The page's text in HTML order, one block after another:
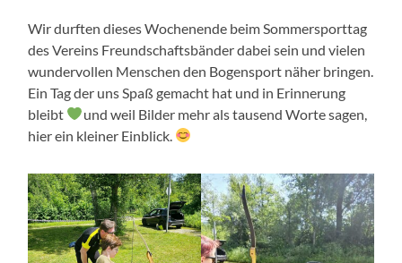
Wir durften dieses Wochenende beim Sommersporttag
des Vereins Freundschaftsbänder dabei sein und vielen
wundervollen Menschen den Bogensport näher bringen.
Ein Tag der uns Spaß gemacht hat und in Erinnerung
bleibt
und weil Bilder mehr als tausend Worte sagen,
hier ein kleiner Einblick.